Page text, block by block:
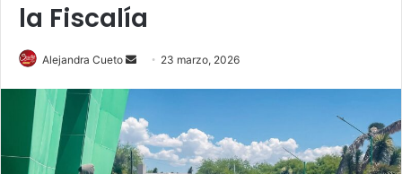
la Fiscalía
Alejandra Cueto
Send 23 marzo, 2026